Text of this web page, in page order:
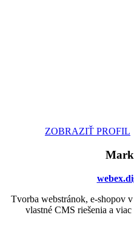
ZOBRAZIŤ PROFIL
Tvorba webstránok, e-shopov
vlastné CMS riešenia a